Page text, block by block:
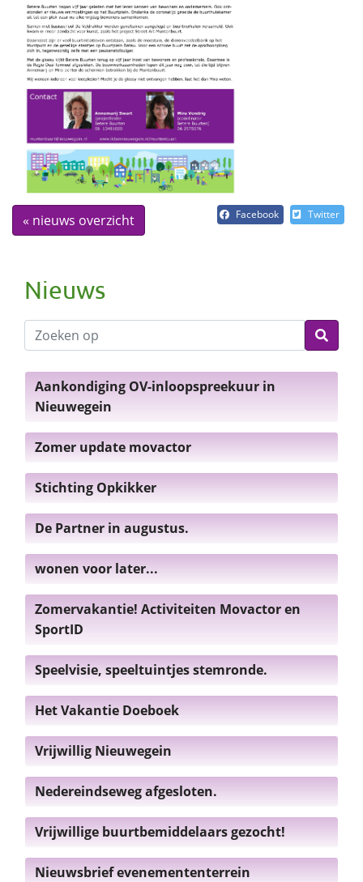
Facebook Twitter
« nieuws overzicht
Nieuws
Aankondiging OV-inloopspreekuur in
Nieuwegein
Zomer update movactor
Stichting Opkikker
De Partner in augustus.
wonen voor later...
Zomervakantie! Activiteiten Movactor en
SportID
Speelvisie, speeltuintjes stemronde.
Het Vakantie Doeboek
Vrijwillig Nieuwegein
Nedereindseweg afgesloten.
Vrijwillige buurtbemiddelaars gezocht!
Nieuwsbrief evenemententerrein